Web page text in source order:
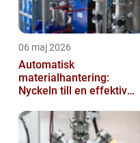
06 maj 2026
Automatisk
materialhantering:
Nyckeln till en effektiv